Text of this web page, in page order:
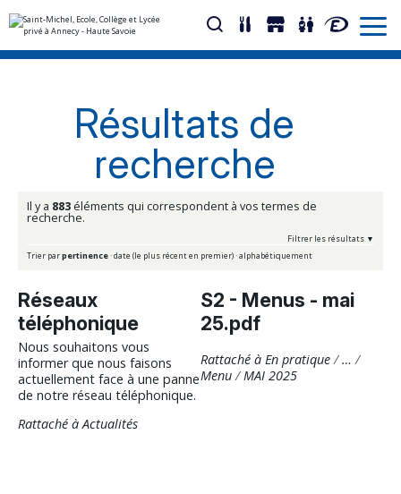
Aller
Outils
Résultats de
recherche
Il y a 883 éléments qui correspondent à vos termes de
recherche.
Filtrer les résultats
Trier parpertinence·date (le plus récent en premier)·alphabétiquement
Réseaux
téléphonique
Nous souhaitons vous
informer que nous faisons
actuellement face à une panne
de notre réseau téléphonique.
Rattaché à Actualités
S2 - Menus - mai
25.pdf
Rattaché à En pratique /…/
Menu /MAI 2025